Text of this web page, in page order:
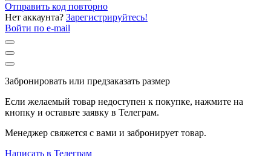
Отправить код повторно
Нет аккаунта? Зарегистрируйтесь!
Войти по e-mail
Забронировать или предзаказать размер
Если желаемый товар недоступен к покупке, нажмите на
кнопку и оставьте заявку в Телеграм.
Менеджер свяжется с вами и забронирует товар.
Написать в Телеграм